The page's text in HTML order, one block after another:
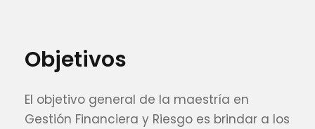
Objetivos
El objetivo general de la maestría en
Gestión Financiera y Riesgo es brindar a los